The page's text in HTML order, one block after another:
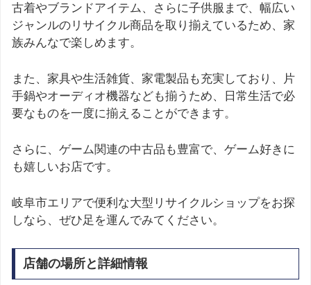
古着やブランドアイテム、さらに子供服まで、幅広い
ジャンルのリサイクル商品を取り揃えているため、家
族みんなで楽しめます。
また、家具や生活雑貨、家電製品も充実しており、片
手鍋やオーディオ機器なども揃うため、日常生活で必
要なものを一度に揃えることができます。
さらに、ゲーム関連の中古品も豊富で、ゲーム好きに
も嬉しいお店です。
岐阜市エリアで便利な大型リサイクルショップをお探
しなら、ぜひ足を運んでみてください。
店舗の場所と詳細情報